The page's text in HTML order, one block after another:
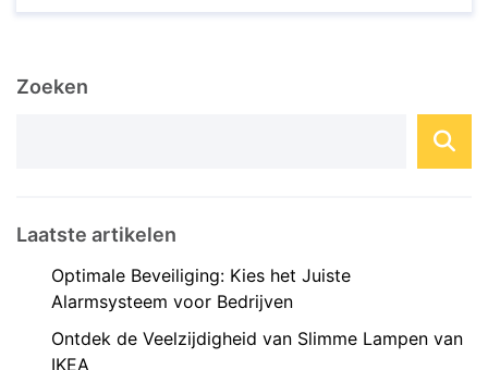
veranderd. Met domotica systemen kunnen
afstand bedienen, waardoor comfort, gemak en
Zoeken
Laatste artikelen
Optimale Beveiliging: Kies het Juiste
Alarmsysteem voor Bedrijven
Ontdek de Veelzijdigheid van Slimme Lampen van
IKEA